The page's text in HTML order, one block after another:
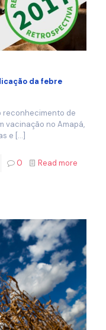
da febre
reconhecimento de
vacinação no Amapá,
e […]
0 Read more